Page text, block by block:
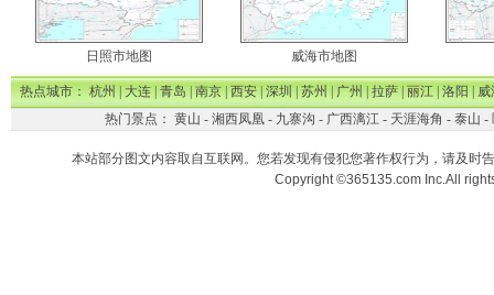
日照市地图 威海市地图
热点城市：杭州|大连|青岛|南京|西安|深圳|苏州|广州|拉萨|丽江|洛阳|威
热门景点： 黄山 - 湘西凤凰- 九寨沟 - 广西漓江- 天涯海角 - 泰山 -
本站部分图文内容取自互联网。您若发现有侵犯您著作权行为，请及时
Copyright ©365135.com Inc.All